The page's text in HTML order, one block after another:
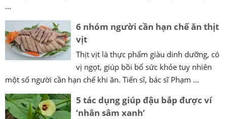
...
6 nhóm người cần hạn chế ăn thịt
vịt
Thịt vịt là thực phẩm giàu dinh dưỡng, có
vị ngọt, giúp bồi bổ sức khỏe tuy nhiên
một số người cần hạn chế khi ăn. Tiến sĩ, bác sĩ Phạm ...
5 tác dụng giúp đậu bắp được ví
‘nhân sâm xanh’